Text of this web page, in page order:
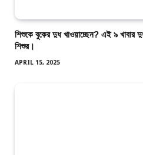
শিশুকে বুকের দুধ খাওয়াচ্ছেন? এই ৯ খাবার
শিশুর।
APRIL 15, 2025